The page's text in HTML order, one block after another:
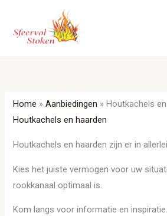
inhoud
Home »Aanbiedingen » Houtkachels
Houtkachels en haarden
Houtkachels en haarden zijn er in
Kies het juiste vermogen voor uw
rookkanaal optimaal is.
Kom langs voor informatie en inspiratie.